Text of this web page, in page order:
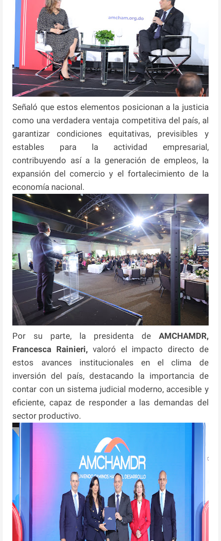
Señaló que estos elementos posicionan a la justicia
como una verdadera ventaja competitiva del país, al
garantizar condiciones equitativas, previsibles y
estables para la actividad empresarial,
contribuyendo así a la generación de empleos, la
expansión del comercio y el fortalecimiento de la
economía nacional.
Por su parte, la presidenta de AMCHAMDR,
Francesca Rainieri, valoró el impacto directo de
estos avances institucionales en el clima de
inversión del país, destacando la importancia de
contar con un sistema judicial moderno, accesible y
eficiente, capaz de responder a las demandas del
sector productivo.